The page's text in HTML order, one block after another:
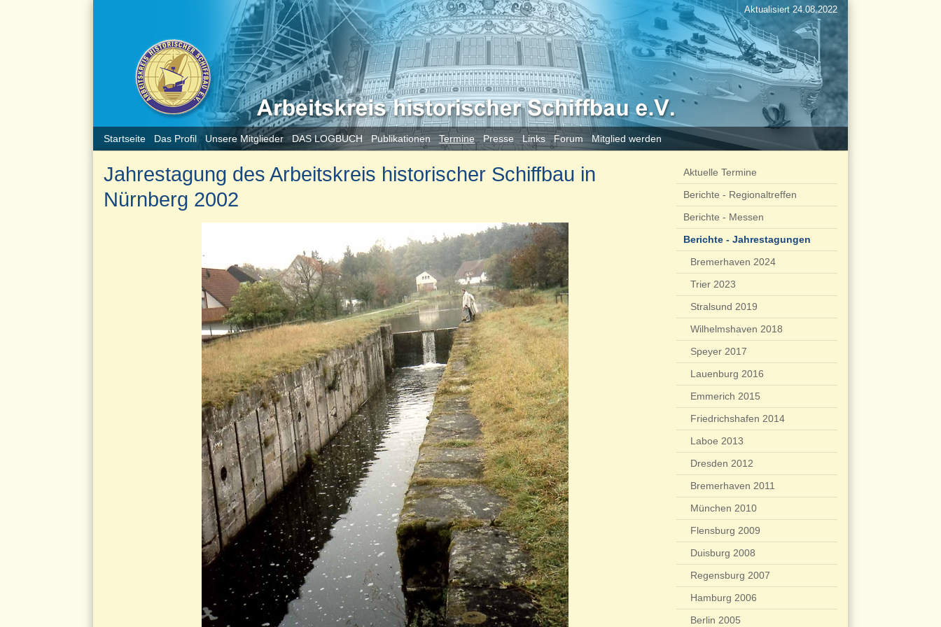
Startseite Das Profil Unsere Mitglieder DAS LOGBUCH Publikationen Termine Presse Links Forum Mitglied werden
Aktualisiert 24.08.2022
Jahrestagung des Arbeitskreis historischer Schiffbau in
Nürnberg 2002
Aktuelle Termine
Berichte - Regionaltreffen
Berichte - Messen
Berichte - Jahrestagungen
Bremerhaven 2024
Trier 2023
Stralsund 2019
Wilhelmshaven 2018
Speyer 2017
Lauenburg 2016
Emmerich 2015
Friedrichshafen 2014
Laboe 2013
Dresden 2012
Bremerhaven 2011
München 2010
Flensburg 2009
Duisburg 2008
Regensburg 2007
Hamburg 2006
Berlin 2005